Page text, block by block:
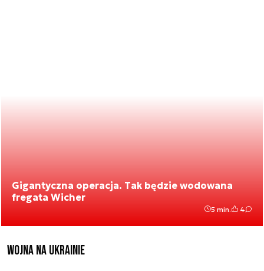
Gigantyczna operacja. Tak będzie wodowana
fregata Wicher
5 min. 4
Wojna na Ukrainie